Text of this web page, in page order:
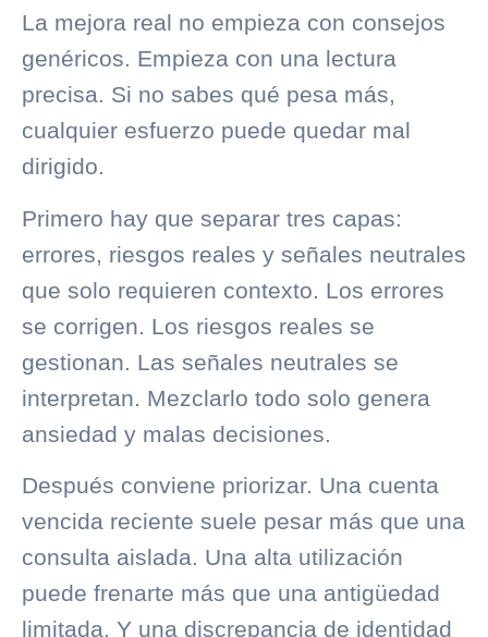
La mejora real no empieza con consejos
genéricos. Empieza con una lectura
precisa. Si no sabes qué pesa más,
cualquier esfuerzo puede quedar mal
dirigido.
Primero hay que separar tres capas:
errores, riesgos reales y señales neutrales
que solo requieren contexto. Los errores
se corrigen. Los riesgos reales se
gestionan. Las señales neutrales se
interpretan. Mezclarlo todo solo genera
ansiedad y malas decisiones.
Después conviene priorizar. Una cuenta
vencida reciente suele pesar más que una
consulta aislada. Una alta utilización
puede frenarte más que una antigüedad
limitada. Y una discrepancia de identidad